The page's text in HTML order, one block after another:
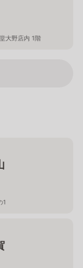
大野店内 1階
1